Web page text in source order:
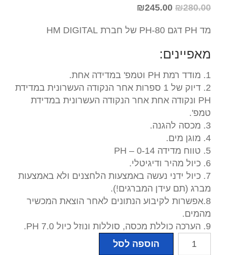
₪280.00
₪245.00
מד PH דגם PH-80 של חברת HM DIGITAL
מאפיינים:
1. מודד רמת PH וטמפ' במדידה אחת.
2. דיוק של 1 ספרות אחר הנקודה העשרונית במדידת
PH ונקודה אחת אחר הנקודה העשרונית במדידת
טמפ'.
3. מכסה להגנה.
4. מוגן מים.
5. טווח מדידה PH – 0-14
6. כיול מהיר ודיגיטלי.
7. כיול ידני נעשה באמצעות הלחצנים ולא באמצעות
מברג (תם עידן המברגים!).
8.אפשרות לקיבוע הנתונים לאחר הוצאת המכשיר
מהמים.
9. הערכה כוללת מכסה, סוללות ונוזל כיול PH 7.0.
הוספה לסל